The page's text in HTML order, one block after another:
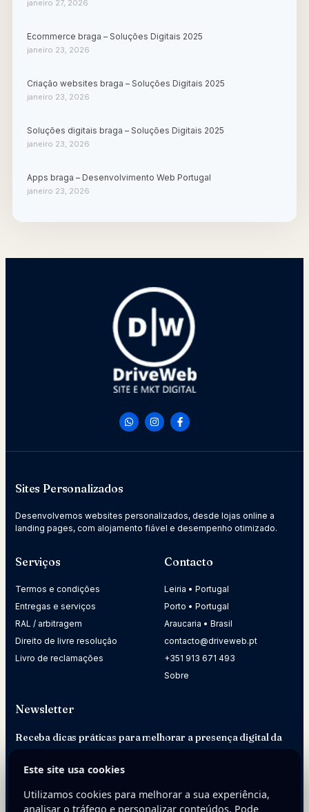
janeiro 27, 2026
Ecommerce braga – Soluções Digitais 2025
janeiro 23, 2026
Criação websites braga – Soluções Digitais 2025
janeiro 23, 2026
Soluções digitais braga – Soluções Digitais 2025
janeiro 23, 2026
Apps braga – Desenvolvimento Web Portugal
janeiro 23, 2026
Sites Personalizados
Desenvolvemos websites personalizados, desde lojas online a
landing pages, com alojamento fiável e desempenho otimizado.
Serviços
Termos e condições
Entregas e serviços
RAL / arbitragem
Direito de livre resolução
Livro de reclamações
Contacto
Leiria • Portugal
Porto • Portugal
Araucaria • Brasil
contacto@driveweb.pt
+351 913 671 493
Sobre
Newsletter
Receba dicas práticas para melhorar a presença digital da
E-mail
Este site usa cookies
Utilizamos cookies para melhorar a sua experiência,
analisar o tráfego e personalizar conteúdos. Pode